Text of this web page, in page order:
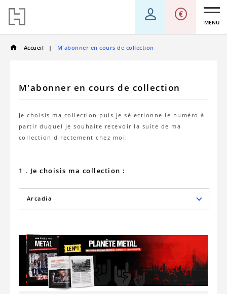
MENU
Accueil M'abonner en cours de collection
M'abonner en cours de collection
Je choisis ma collection puis je sélectionne le numéro à
partir duquel je souhaite recevoir la suite de ma
collection directement chez moi.
1 . Je choisis ma collection :
Arcadia